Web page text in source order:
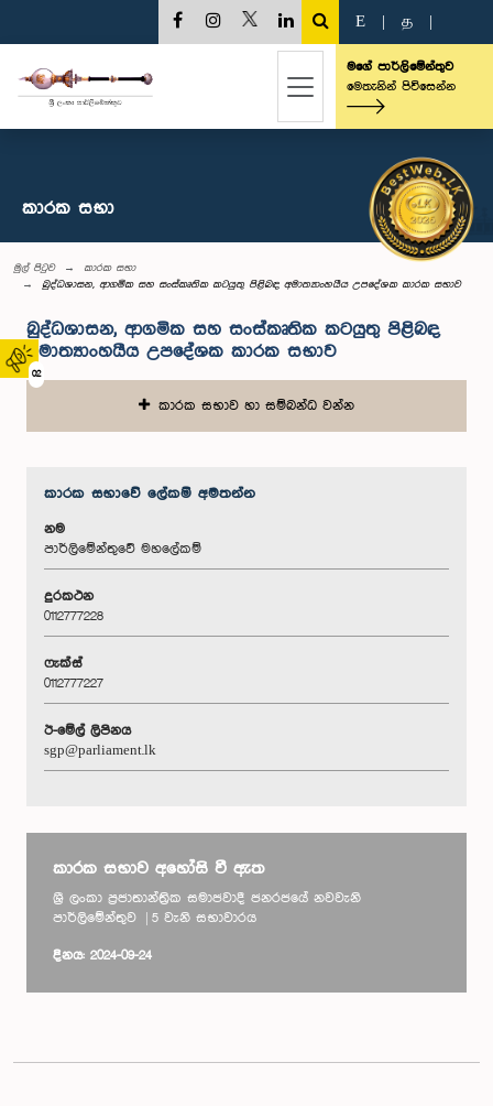
02
E த
මගේ පාර්ලිමේන්තුව
මෙතැනින් පිවිසෙන්න
කාරක සභා
මුල් පිටුව
කාරක සභා
බුද්ධශාසන, ආගමික සහ සංස්කෘතික කටයුතු පිළිබඳ අමාත්‍යාංහයීය උපදේශක කාරක සභාව
බුද්ධශාසන, ආගමික සහ සංස්කෘතික කටයුතු පිළිබඳ
අමාත්‍යාංහයීය උපදේශක කාරක සභාව
කාරක සභාව හා සම්බන්ධ වන්න
කාරක සභා‌වේ ලේකම් අමතන්න
නම
පාර්ලිමේන්තුවේ මහලේකම්
දුරකථන
0112777228
ෆැක්ස්
0112777227
ඊ-මේල් ලිපිනය
sgp@parliament.lk
කාරක සභාව අහෝසි වී ඇත
ශ්‍රී ලංකා ප්‍රජාතාන්ත්‍රික සමාජවාදී ජනරජයේ නවවැනි
පාර්ලිමේන්තුව | 5 වැනි සභාවාරය
දිනය: 2024-09-24